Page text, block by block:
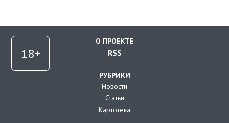
О ПРОЕКТЕ
RSS
РУБРИКИ
Новости
Статьи
Картотека